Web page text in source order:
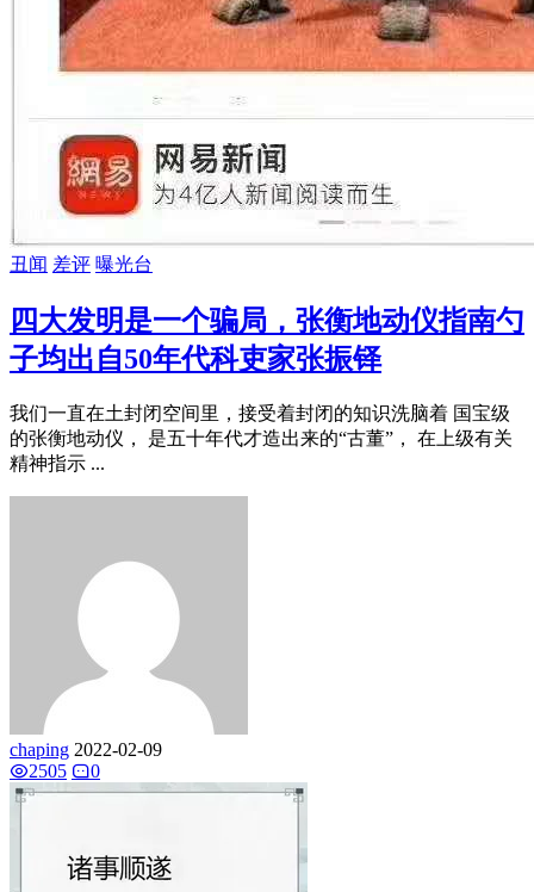
丑闻 差评 曝光台
四大发明是一个骗局，张衡地动仪指南勺
子均出自50年代科吏家张振铎
我们一直在土封闭空间里，接受着封闭的知识洗脑着 国宝级
的张衡地动仪， 是五十年代才造出来的“古董”， 在上级有关
精神指示 ...
chaping 2022-02-09
2505
0